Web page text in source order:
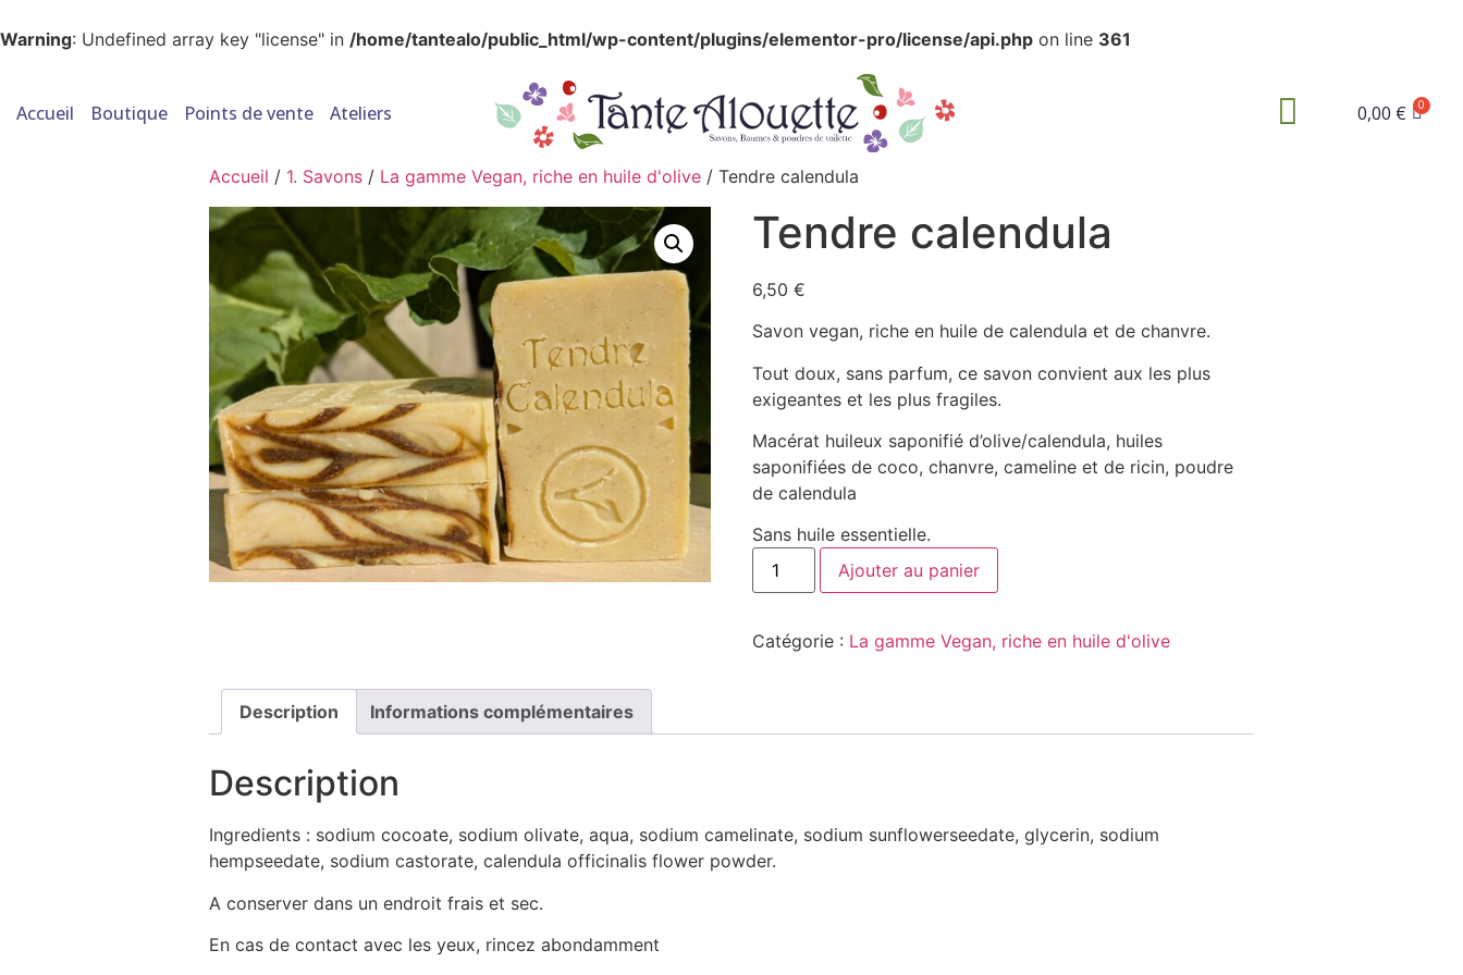
Warning: Undefined array key "license" in /home/tantealo/public_html/wp-content/plugins/elementor-pro/license/api.php on line 361
Accueil Boutique Points de vente Ateliers 0,00 €
Accueil / 1. Savons / La gamme Vegan, riche en huile d'olive / Tendre calendula
Tendre calendula
6,50€
Savon vegan, riche en huile de calendula et de chanvre.
Tout doux, sans parfum, ce savon convient aux les plus
exigeantes et les plus fragiles.
Macérat huileux saponifié d’olive/calendula, huiles
saponifiées de coco, chanvre, cameline et de ricin, poudre
de calendula
Sans huile essentielle.
Ajouter au panier
Catégorie : La gamme Vegan, riche en huile d'olive
Description Informations complémentaires
Description
Ingredients : sodium cocoate, sodium olivate, aqua, sodium camelinate, sodium sunflowerseedate, glycerin, sodium
hempseedate, sodium castorate, calendula officinalis flower powder.
A conserver dans un endroit frais et sec.
En cas de contact avec les yeux, rincez abondamment